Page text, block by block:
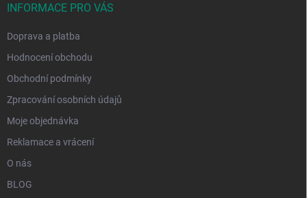
INFORMACE PRO VÁS
Doprava a platba
Hodnocení obchodu
Obchodní podmínky
Zpracování osobních údajů
Moje objednávka
Reklamace a vrácení
O nás
BLOG